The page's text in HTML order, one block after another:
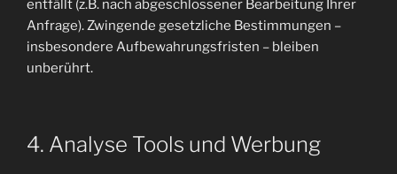
entfällt (z.B. nach abgeschlossener Bearbeitung Ihrer
Anfrage). Zwingende gesetzliche Bestimmungen –
insbesondere Aufbewahrungsfristen – bleiben
unberührt.
4. Analyse Tools und Werbung